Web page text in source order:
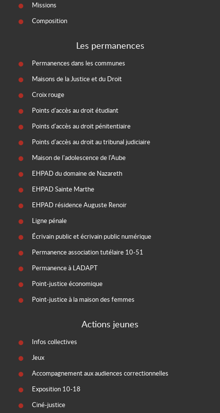
Missions
Composition
Les permanences
Permanences dans les communes
Maisons de la Justice et du Droit
Croix rouge
Points d'accès au droit étudiant
Points d'accès au droit pénitentiaire
Points d'accès au droit au tribunal judiciaire
Maison de l'adolescence de l'Aube
EHPAD du domaine de Nazareth
EHPAD Sainte Marthe
EHPAD résidence Auguste Renoir
Ligne pénale
Écrivain public et écrivain public numérique
Permanence association tutélaire 10-51
Permanence à LADAPT
Point-justice économique
Point-justice à la maison des femmes
Actions jeunes
Infos collectives
Jeux
Accompagnement aux audiences correctionnelles
Exposition 10-18
Ciné-justice